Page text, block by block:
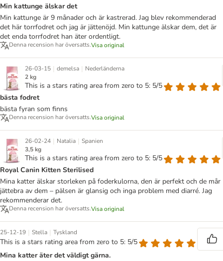
Min kattunge älskar det
Min kattunge är 9 månader och är kastrerad. Jag blev rekommenderad
det här torrfodret och jag är jättenöjd. Min kattunge älskar dem, det är
det enda torrfodret han äter ordentligt.
Denna recension har översatts.Visa original
26-03-15 | demelsa | Nederländerna
2 kg
This is a stars rating area from zero to 5: 5/5
bästa fodret
bästa fyran som finns
Denna recension har översatts.Visa original
26-02-24 | Natalia | Spanien
3,5 kg
This is a stars rating area from zero to 5: 5/5
Royal Canin Kitten Sterilised
Mina katter älskar storleken på foderkulorna, den är perfekt och de mår
jättebra av dem – pälsen är glansig och inga problem med diarré. Jag
rekommenderar det.
Denna recension har översatts.Visa original
25-12-19 | Stella | Tyskland
This is a stars rating area from zero to 5: 5/5
Mina katter äter det väldigt gärna.